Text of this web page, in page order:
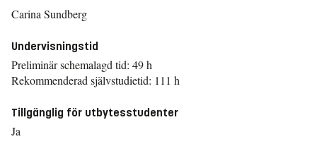
Carina Sundberg
Undervisningstid
Preliminär schemalagd tid: 49 h
Rekommenderad självstudietid: 111 h
Tillgänglig för utbytesstudenter
Ja